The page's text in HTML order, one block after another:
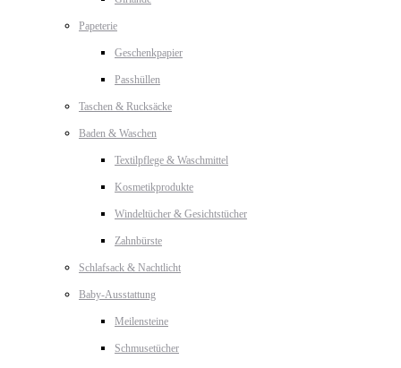
Papeterie
Geschenkpapier
Passhüllen
Taschen & Rucksäcke
Baden & Waschen
Textilpflege & Waschmittel
Kosmetikprodukte
Windeltücher & Gesichtstücher
Zahnbürste
Schlafsack & Nachtlicht
Baby-Ausstattung
Meilensteine
Schmusetücher